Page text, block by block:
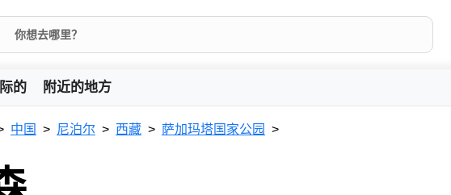
的 附近的地方
中国 尼泊尔 西藏 萨加玛塔国家公园